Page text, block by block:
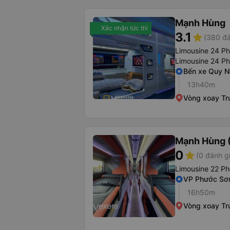
Xác nhận tức thì Mạnh Hùng
3.1 star (380
Limousine 24
Limousine 24
Bến xe Quy
13h40m
Vòng xoay
Mạnh Hùng
0star (0 đánh
Limousine 22
VP Phước
16h50m
Vòng xoay